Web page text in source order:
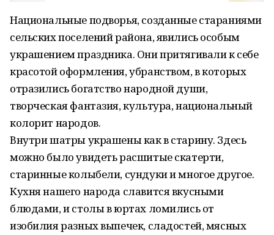
Национальные подворья, созданные стараниями
сельских поселений района, явились особым
украшением праздника. Они притягивали к себе
красотой оформления, убранством, в которых
отразились богатство народной души,
творческая фантазия, культура, национальный
колорит народов.
Внутри шатры украшены как в старину. Здесь
можно было увидеть расшитые скатерти,
старинные колыбели, сундуки и многое другое.
Кухня нашего народа славится вкусными
блюдами, и столы в юртах ломились от
изобилия разных выпечек, сладостей, мясных